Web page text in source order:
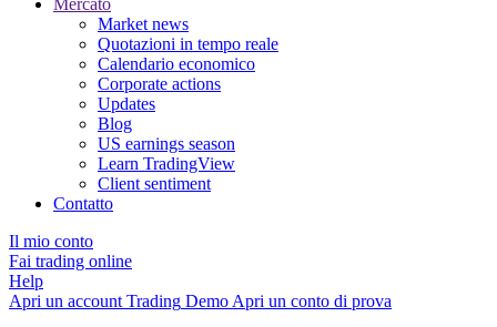
Market news
Quotazioni in tempo reale
Calendario economico
Corporate actions
Updates
Blog
US earnings season
Learn TradingView
Client sentiment
Contatto
Il mio conto
Fai trading online
Help
Apri un account Trading Demo Apri un conto di prova